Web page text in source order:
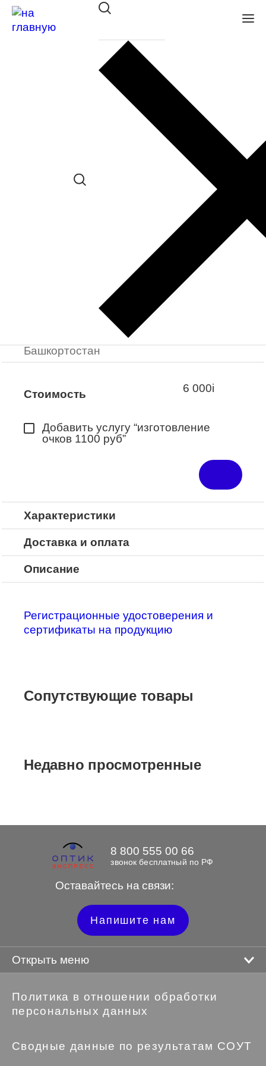
Оправа Megapolis Free Line
2096 BLACK
в наличии (Больше 5 шт.) *наличие
товара в конкретном салоне
необходимо уточнять отдельно
Заказать примерку
Закажите понравившуюся модель
в ближайший салон “Оптик-Экспресс”.
*Доступно для Республики
Башкортостан
Стоимость 6 000i
Добавить услугу “изготовление
очков 1100 руб”
Характеристики
Доставка и оплата
Описание
Регистрационные удостоверения и
сертификаты на продукцию
Сопутствующие товары
Недавно просмотренные
Оставайтесь на связи:
8 800 555 00 66
звонок бесплатный по РФ
Напишите нам
Открыть меню
Политика в отношении обработки
персональных данных
Сводные данные по результатам СОУТ